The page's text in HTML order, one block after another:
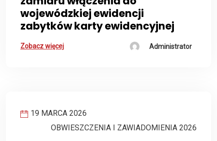
wojewódzkiej ewidencji
zabytków karty ewidencyjnej
Zobacz więcej Administrator
19 MARCA 2026
OBWIESZCZENIA I ZAWIADOMIENIA 2026